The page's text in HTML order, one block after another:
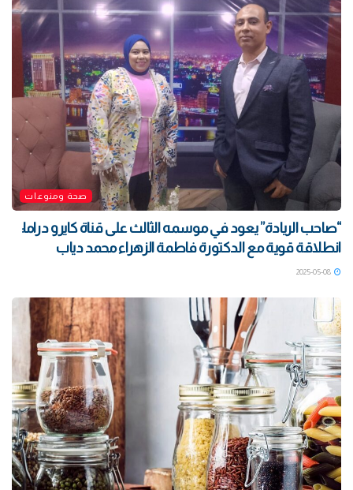
صحة ومنوعات
“صاحب الريادة” يعود في موسمه الثالث على قناة كايرو دراما:
انطلاقة قوية مع الدكتورة فاطمة الزهراء محمد دياب